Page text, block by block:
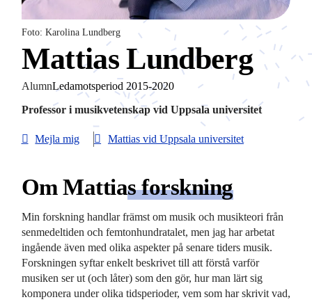
Foto: Karolina Lundberg
Mattias Lundberg
AlumnLedamotsperiod 2015-2020
Professor i musikvetenskap vid Uppsala universitet
Mejla mig Mattias vid Uppsala universitet
Om Mattias forskning
Min forskning handlar främst om musik och musikteori från
senmedeltiden och femtonhundratalet, men jag har arbetat
ingående även med olika aspekter på senare tiders musik.
Forskningen syftar enkelt beskrivet till att förstå varför
musiken ser ut (och låter) som den gör, hur man lärt sig
komponera under olika tidsperioder, vem som har skrivit vad,